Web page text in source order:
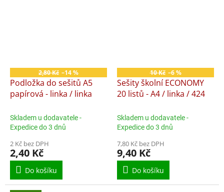
2,80 Kč –14 %
Podložka do sešitů A5
papírová - linka / linka
Skladem u dodavatele -
Expedice do 3 dnů
2 Kč bez DPH
2,40 Kč
Do košíku
10 Kč –6 %
Sešity školní ECONOMY
20 listů - A4 / linka / 424
Skladem u dodavatele -
Expedice do 3 dnů
7,80 Kč bez DPH
9,40 Kč
Do košíku